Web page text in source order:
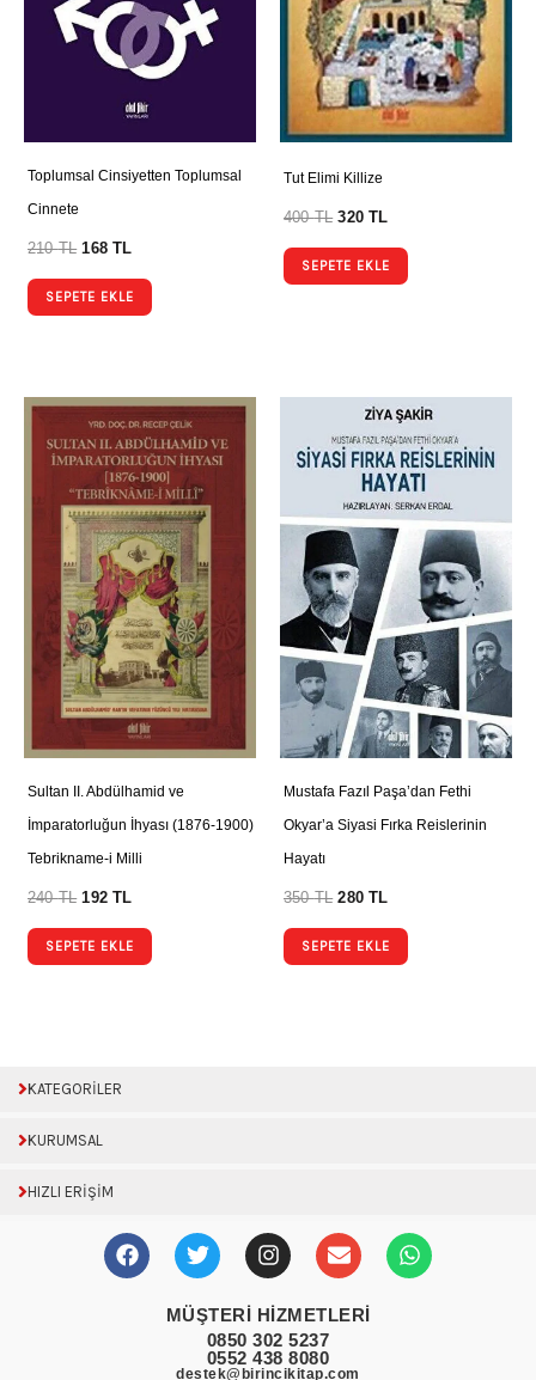
Toplumsal Cinsiyetten Toplumsal
Cinnete
210TL 168TL
SEPETE EKLE
Tut Elimi Killize
400TL 320TL
SEPETE EKLE
Sultan II. Abdülhamid ve
İmparatorluğun İhyası (1876-1900)
Tebrikname-i Milli
240TL 192TL
SEPETE EKLE
Mustafa Fazıl Paşa’dan Fethi
Okyar’a Siyasi Fırka Reislerinin
Hayatı
350TL 280TL
SEPETE EKLE
KATEGORİLER
KURUMSAL
HIZLI ERİŞİM
F
a
T
w
t
t
e
I
n
t
a
g
E
n
e
W
h
MÜŞTERİ HİZMETLERİ
0850 302 5237
0552 438 8080
destek@birincikitap.com